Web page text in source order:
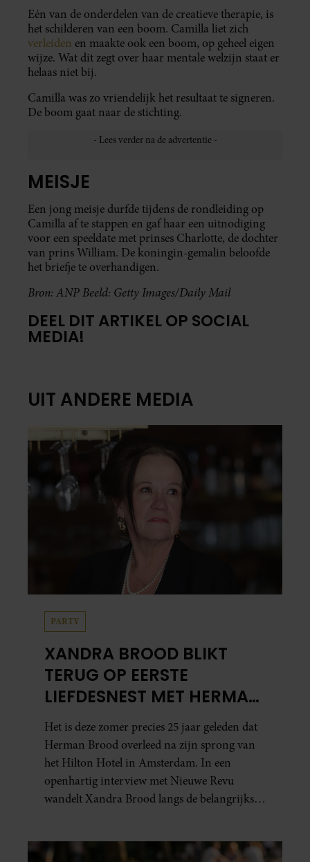
Eén van de onderdelen van de creatieve therapie, is
het schilderen van een boom. Camilla liet zich
verleiden en maakte ook een boom, op geheel eigen
wijze. Wat dit zegt over haar mentale welzijn staat er
helaas niet bij.
Camilla was zo vriendelijk het resultaat te signeren.
De boom gaat naar de stichting.
MEISJE
Een jong meisje durfde tijdens de rondleiding op
Camilla af te stappen en gaf haar een uitnodiging
voor een speeldate met prinses Charlotte, de dochter
van prins William. De koningin-gemalin beloofde
het briefje te overhandigen.
Bron: ANP Beeld: Getty Images/Daily Mail
DEEL DIT ARTIKEL OP SOCIAL
MEDIA!
UIT ANDERE MEDIA
PARTY
XANDRA BROOD BLIKT
TERUG OP EERSTE
LIEFDESNEST MET HERMAN
BROOD: “HIER IS LOLA
GEBOREN”
Het is deze zomer precies 25 jaar geleden dat
Herman Brood overleed na zijn sprong van
het Hilton Hotel in Amsterdam. In een
openhartig interview met Nieuwe Revu
wandelt Xandra Brood langs de belangrijkste
Leidsedwarsstraat roept een stortvloed aan